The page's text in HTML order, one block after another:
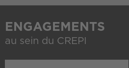
ENGAGEMENTS
au sein du CREPI